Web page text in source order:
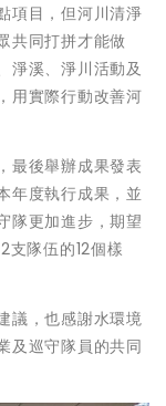
項目，但河川清淨
共同打拼才能做
淨溪、淨川活動及
用實際行動改善河
最後舉辦成果發表
年度執行成果，並
隊更加進步，期望
支隊伍的12個樣
議，也感謝水環境
及巡守隊員的共同